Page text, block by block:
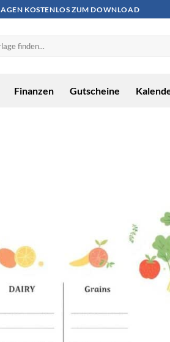
KOSTENLOS ZUM DOWNLOAD
Finanzen Gutscheine